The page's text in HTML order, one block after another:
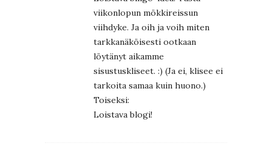
viikonlopun mökkireissun
viihdyke. Ja oih ja voih miten
tarkkanäköisesti ootkaan
löytänyt aikamme
sisustuskliseet. :) (Ja ei, klisee ei
tarkoita samaa kuin huono.)
Toiseksi:
Loistava blogi!